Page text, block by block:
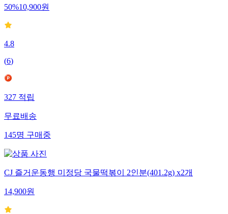
50%10,900원
4.8
(6)
327적립
무료배송
145명구매중
CJ 즐거운동행 미정당 국물떡볶이 2인분(401.2g) x2개
14,900원